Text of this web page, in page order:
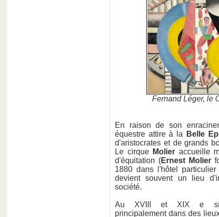
Fernand Léger, le
En raison de son
équestre attire à la
Belle
d'aristocrates et de grands
Le cirque Molier accueille
d'équitation (Ernest Molier
1880 dans l'hôtel
devient souvent un lieu
société.
Au XVIII et XIX e
principalement dans des